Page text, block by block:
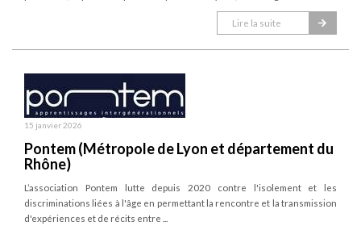
Lire la suite
15 janvier 2026
Pontem (Métropole de Lyon et département du
Rhône)
L’association Pontem lutte depuis 2020 contre l'isolement et les
discriminations liées à l'âge en permettant la rencontre et la transmission
d'expériences et de récits entre ...